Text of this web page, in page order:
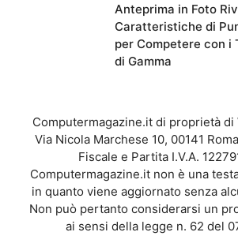
Anteprima in Foto
Caratteristiche di
per Competere con i
di Gamma
Computermagazine.it di proprietà di
Via Nicola Marchese 10, 00141
Fiscale e Partita I.V.A.
Computermagazine.it non è una
in quanto viene aggiornato senza
Non può pertanto considerarsi un
ai sensi della legge n. 62 del